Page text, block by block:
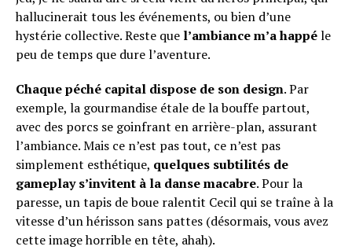
hallucinerait tous les événements, ou bien d’une
hystérie collective. Reste que l’ambiance m’a happéle
peu de temps que dure l’aventure.
Chaque péché capital dispose de son design. Par
exemple, la gourmandise étale de la bouffe partout,
avec des porcs se goinfrant en arrière-plan, assurant
l’ambiance. Mais ce n’est pas tout, ce n’est pas
simplement esthétique, quelques subtilités de
gameplay s’invitent à la danse macabre. Pour la
paresse, un tapis de boue ralentit Cecil qui se traîne à la
vitesse d’un hérisson sans pattes (désormais, vous avez
cette image horrible en tête, ahah).